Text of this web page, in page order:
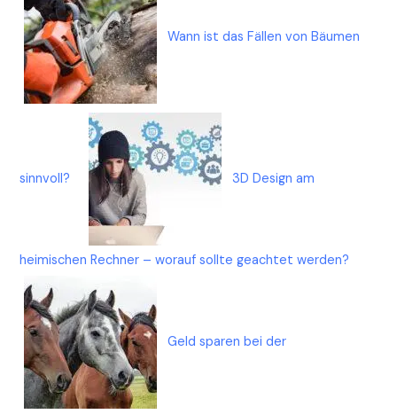
Wann ist das Fällen von Bäumen
sinnvoll? 3D Design am
heimischen Rechner – worauf sollte geachtet werden?
Geld sparen bei der